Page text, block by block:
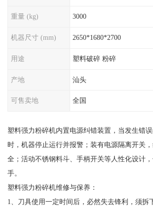
重量 (kg) 3000
机器尺寸 (mm) 2650*1680*2700
用途 塑料破碎 粉碎
产地 汕头
可售卖地 全国
塑料强力粉碎机内置电源纠错装置，当发生错
时，机器停止运行并报警；装有电源隔离开关
全；活动不锈钢料斗、手柄开关等人性化设计
手。
塑料强力粉碎机维修与保养：
1、刀具使用一定时间后，必然失去锋利，须拆